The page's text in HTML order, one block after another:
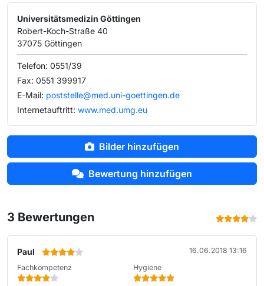
Universitätsmedizin Göttingen
Robert-Koch-Straße 40
37075 Göttingen
Telefon: 0551/39
Fax: 0551 399917
E-Mail: poststelle@med.uni-goettingen.de
Internetauftritt: www.med.umg.eu
Bilder hinzufügen
Bewertung hinzufügen
3 Bewertungen
Paul
16.06.2018 13:16
Fachkompetenz
Hygiene